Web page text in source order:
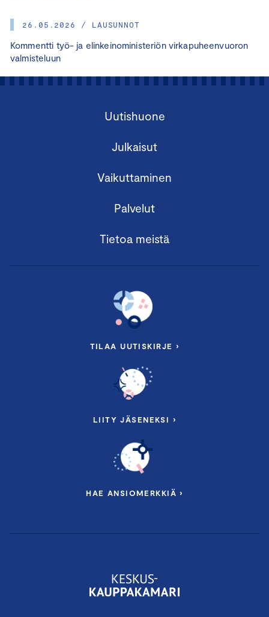
26.05.2026 / LAUSUNNOT
Kommentti työ- ja elinkeinoministeriön virkapuheenvuoron
valmisteluun
Uutishuone
Julkaisut
Vaikuttaminen
Palvelut
Tietoa meistä
TILAA UUTISKIRJE ›
LIITY JÄSENEKSI ›
HAE ANSIOMERKKIÄ ›